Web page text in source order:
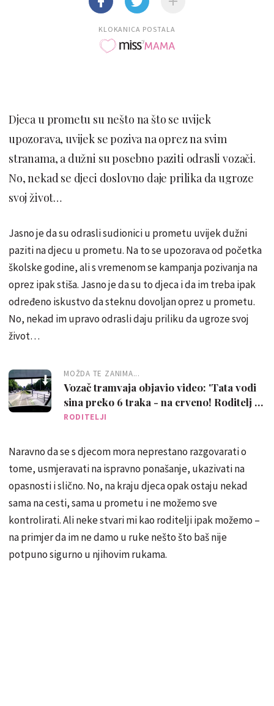
KLOKANICA POSTALA
Djeca u prometu su nešto na što se uvijek
upozorava, uvijek se poziva na oprez na svim
stranama, a dužni su posebno paziti odrasli vozači.
No, nekad se djeci doslovno daje prilika da ugroze
svoj život…
Jasno je da su odrasli sudionici u prometu uvijek dužni
paziti na djecu u prometu. Na to se upozorava od početka
školske godine, ali s vremenom se kampanja pozivanja na
oprez ipak stiša. Jasno je da su to djeca i da im treba ipak
određeno iskustvo da steknu dovoljan oprez u prometu.
No, nekad im upravo odrasli daju priliku da ugroze svoj
život…
MOŽDA TE ZANIMA...
Vozač tramvaja objavio video: 'Tata vodi
sina preko 6 traka - na crveno! Roditelj za
poželjeti'
RODITELJI
Naravno da se s djecom mora neprestano razgovarati o
tome, usmjeravati na ispravno ponašanje, ukazivati na
opasnosti i slično. No, na kraju djeca opak ostaju nekad
sama na cesti, sama u prometu i ne možemo sve
kontrolirati. Ali neke stvari mi kao roditelji ipak možemo –
na primjer da im ne damo u ruke nešto što baš nije
potpuno sigurno u njihovim rukama.